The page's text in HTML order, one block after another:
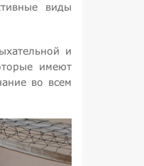
виды
и
имеют
во всем